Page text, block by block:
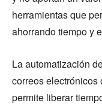
herramientas que
ahorrando tiempo y
La automatización
correos
permite liberar